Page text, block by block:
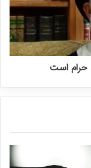
پنج‌ساله، توسط شرکت
کارخانه) تا پایان
آن، هیئت‌مدیره هم‌آوا
شد. در نیمه دوم
پارک فناوری
با این حال، در
کرد که حاضر به تمدید
حرام است